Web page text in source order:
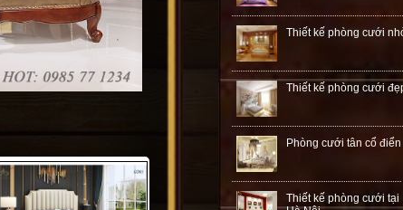
Thiết kế phòng cưới
Thiết kế phòng cưới
Phòng cưới tân cổ điển
Thiết kế phòng cưới tại